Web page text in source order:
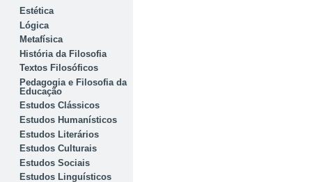
Estética
Lógica
Metafísica
História da Filosofia
Textos Filosóficos
Pedagogia e Filosofia da
Educação
Estudos Clássicos
Estudos Humanísticos
Estudos Literários
Estudos Culturais
Estudos Sociais
Estudos Linguísticos